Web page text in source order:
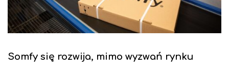
Somfy się rozwija, mimo wyzwań rynku